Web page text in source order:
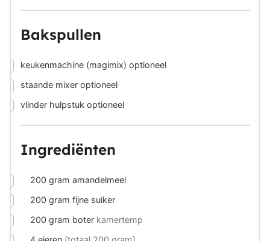
Bakspullen
▢
keukenmachine (magimix) optioneel
▢
staande mixer optioneel
▢
vlinder hulpstuk optioneel
Ingrediënten
200 gram amandelmeel
200 gram fijne suiker
200 gram boter kamertemp